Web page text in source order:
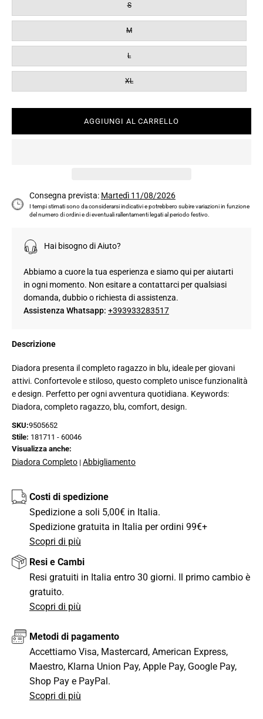
S
M
L
XL
AGGIUNGI AL CARRELLO
Consegna prevista: Martedì 11/08/2026
I tempi stimati sono da considerarsi indicativi e potrebbero subire variazioni in funzione
del numero di ordini e di eventuali rallentamenti legati al periodo festivo.
Hai bisogno di Aiuto?
Abbiamo a cuore la tua esperienza e siamo qui per aiutarti
in ogni momento. Non esitare a contattarci per qualsiasi
domanda, dubbio o richiesta di assistenza.
Assistenza Whatsapp: +393933283517
Descrizione
Diadora presenta il completo ragazzo in blu, ideale per giovani
attivi. Confortevole e stiloso, questo completo unisce funzionalità
e design. Perfetto per ogni avventura quotidiana. Keywords:
Diadora, completo ragazzo, blu, comfort, design.
SKU:9505652
Stile: 181711 - 60046
Visualizza anche:
Diadora Completo | Abbigliamento
Costi di spedizione
Spedizione a soli 5,00€ in Italia.
Spedizione gratuita in Italia per ordini 99€+
Scopri di più
Resi e Cambi
Resi gratuiti in Italia entro 30 giorni. Il primo cambio è
gratuito.
Scopri di più
Metodi di pagamento
Accettiamo Visa, Mastercard, American Express,
Maestro, Klarna Union Pay, Apple Pay, Google Pay,
Shop Pay e PayPal.
Scopri di più